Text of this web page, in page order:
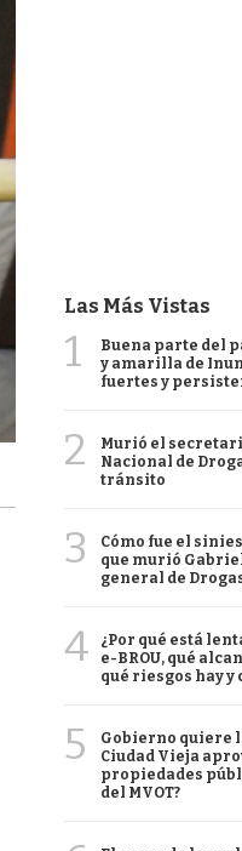
Las Más Vistas
1
Buena parte del
y amarilla de
fuertes y
2
Murió el
Nacional de
tránsito
3
Cómo fue el
que murió
general de
4
¿Por qué está
e-BROU, qué
qué riesgos hay y
5
Gobierno quiere
Ciudad Vieja
propiedades
del MVOT?